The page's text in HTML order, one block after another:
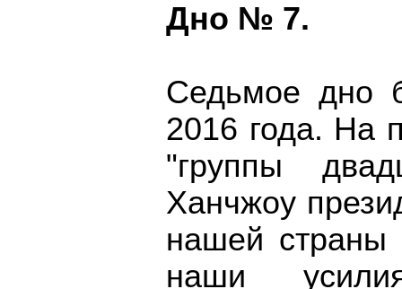
Дно № 7.
Седьмое дно
2016 года. На
"группы
Ханчжоу
нашей
наши